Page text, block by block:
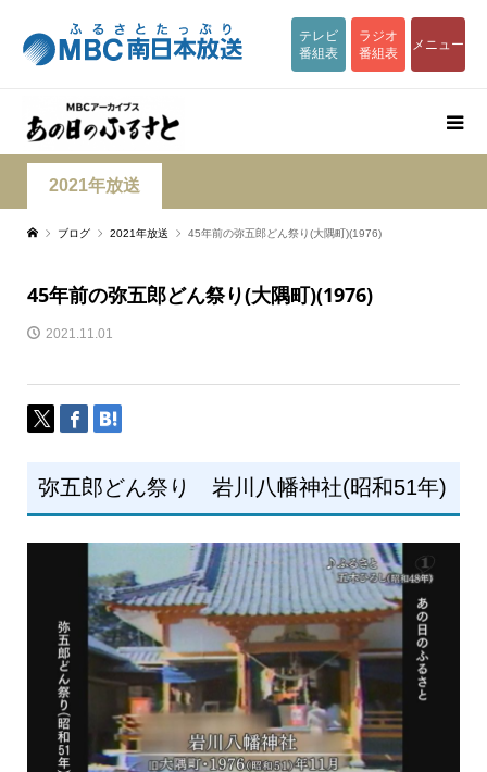
テレビ
番組表
ラジオ
番組表
メニュー
2021年放送
ブログ 2021年放送 45年前の弥五郎どん祭り(大隅町)(1976)
45年前の弥五郎どん祭り(大隅町)(1976)
2021.11.01
弥五郎どん祭り 岩川八幡神社(昭和51年)